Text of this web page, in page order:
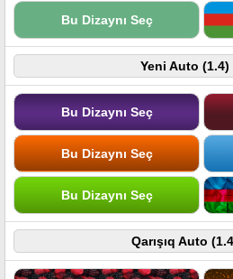
Bu Dizaynı Seç
Yeni Auto (1.4)
Bu Dizaynı Seç
Bu Dizaynı Seç
Bu Dizaynı Seç
Qarışıq Auto